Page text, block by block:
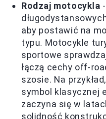
Rodzaj motocykla
aby postawić na
typu. Motocykle
sportowe
łączą cechy off-
szosie. Na
symbol klasycznej
zaczyna się w
solidność